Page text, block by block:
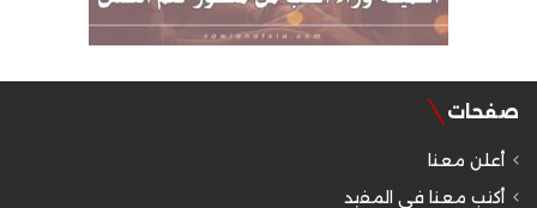
صفحات
أعلن معنا
أكتب معنا في المفيد